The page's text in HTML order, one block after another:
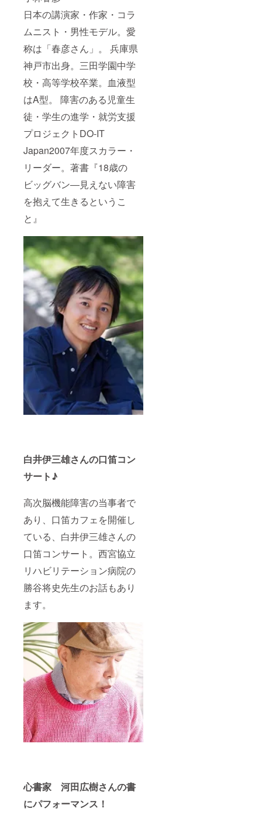
日本の講演家・作家・コラ
ムニスト・男性モデル。愛
称は「春彦さん」。 兵庫県
神戸市出身。三田学園中学
校・高等学校卒業。血液型
はA型。 障害のある児童生
徒・学生の進学・就労支援
プロジェクトDO-IT
Japan2007年度スカラー・
リーダー。著書『18歳の
ビッグバン―見えない障害
を抱えて生きるというこ
と』
白井伊三雄さんの口笛コン
サート♪
高次脳機能障害の当事者で
あり、口笛カフェを開催し
ている、白井伊三雄さんの
口笛コンサート。西宮協立
リハビリテーション病院の
勝谷将史先生のお話もあり
ます。
心書家 河田広樹さんの書
にパフォーマンス！